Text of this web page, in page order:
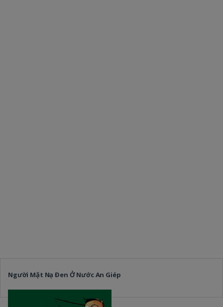
Người Mặt Nạ Đen Ở Nước An Giép